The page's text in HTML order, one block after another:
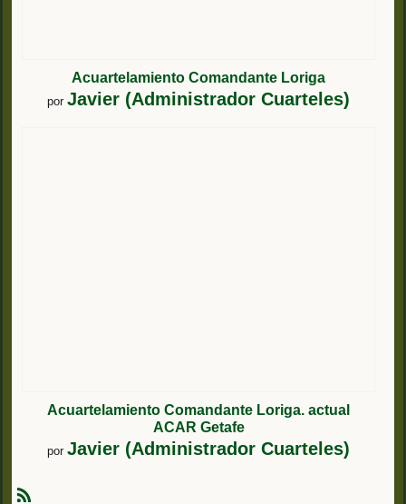
Acuartelamiento Comandante Loriga
por Javier (Administrador Cuarteles)
Acuartelamiento Comandante Loriga. actual
ACAR Getafe
por Javier (Administrador Cuarteles)